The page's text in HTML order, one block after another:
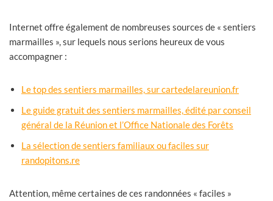
Internet offre également de nombreuses sources de « sentiers
marmailles », sur lequels nous serions heureux de vous
accompagner :
Le top des sentiers marmailles, sur cartedelareunion.fr
Le guide gratuit des sentiers marmailles, édité par conseil
général de la Réunion et l’Office Nationale des Forêts
La sélection de sentiers familiaux ou faciles sur
randopitons.re
Attention, même certaines de ces randonnées « faciles »